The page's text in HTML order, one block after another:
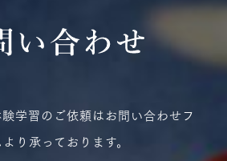
学習のご依頼はお問い合わせフ
り承っております。